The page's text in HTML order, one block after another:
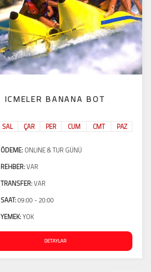
ICMELER BANANA BOT
SAL ÇAR PER CUM CMT PAZ
ÖDEME: ONLINE & TUR GÜNÜ
REHBER:VAR
TRANSFER:VAR
SAAT:09:00 - 20:00
YEMEK:YOK
DETAYLAR